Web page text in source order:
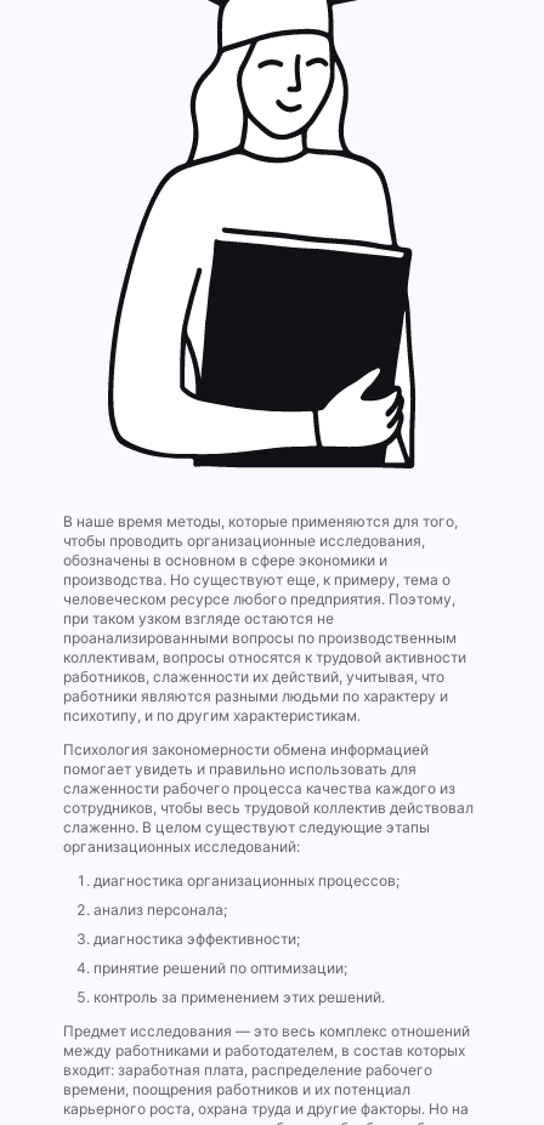
В наше время методы, которые применяются для того,
чтобы проводить организационные исследования,
обозначены в основном в сфере экономики и
производства. Но существуют еще, к примеру, тема о
человеческом ресурсе любого предприятия. Поэтому,
при таком узком взгляде остаются не
проанализированными вопросы по производственным
коллективам, вопросы относятся к трудовой активности
работников, слаженности их действий, учитывая, что
работники являются разными людьми по характеру и
психотипу, и по другим характеристикам.
Психология закономерности обмена информацией
помогает увидеть и правильно использовать для
слаженности рабочего процесса качества каждого из
сотрудников, чтобы весь трудовой коллектив действовал
слаженно. В целом существуют следующие этапы
организационных исследований:
диагностика организационных процессов;
анализ персонала;
диагностика эффективности;
принятие решений по оптимизации;
контроль за применением этих решений.
Предмет исследования — это весь комплекс отношений
между работниками и работодателем, в состав которых
входит: заработная плата, распределение рабочего
времени, поощрения работников и их потенциал
карьерного роста, охрана труда и другие факторы. Но на